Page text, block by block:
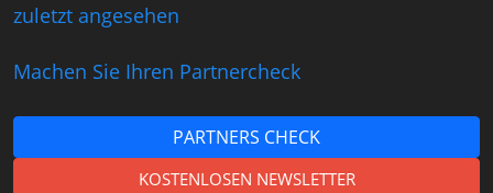
zuletzt angesehen
Machen Sie Ihren Partnercheck
PARTNERS CHECK
KOSTENLOSEN NEWSLETTER